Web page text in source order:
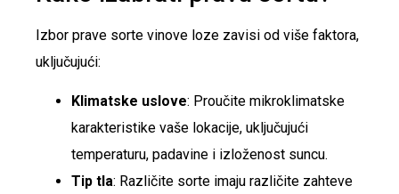
Izbor prave sorte vinove loze zavisi od više faktora,
uključujući:
Klimatske uslove: Proučite mikroklimatske
karakteristike vaše lokacije, uključujući
temperaturu, padavine i izloženost suncu.
Tip tla: Različite sorte imaju različite zahteve